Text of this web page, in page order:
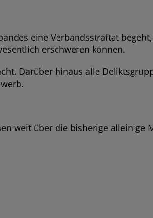
eine Verbandsstraftat begeht,
erschweren können.
Darüber hinaus alle
weit über die bisherige alleinige